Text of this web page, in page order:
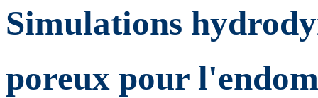
Simulations
poreux pour